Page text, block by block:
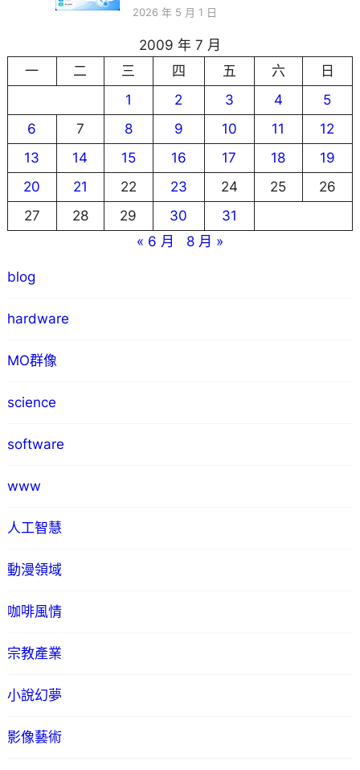
2026 年 5 月 1 日
2009 年 7 月
一
二 三 四 五 六
日
1
2 3 4
5
6
7 8 9 10 11
12
13
14 15 16 17 18
19
20
21 22 23 24 25
26
27
28 29 30
31
« 6 月
8 月 »
blog
hardware
MO群像
science
software
www
人工智慧
動漫領域
咖啡風情
宗教產業
小說幻夢
影像藝術